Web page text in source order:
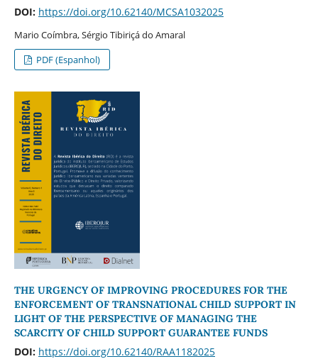
DOI: https://doi.org/10.62140/MCSA1032025
Mario Coímbra, Sérgio Tibiriçá do Amaral
PDF (Espanhol)
THE URGENCY OF IMPROVING PROCEDURES FOR THE
ENFORCEMENT OF TRANSNATIONAL CHILD SUPPORT IN
LIGHT OF THE PERSPECTIVE OF MANAGING THE
SCARCITY OF CHILD SUPPORT GUARANTEE FUNDS
DOI: https://doi.org/10.62140/RAA1182025